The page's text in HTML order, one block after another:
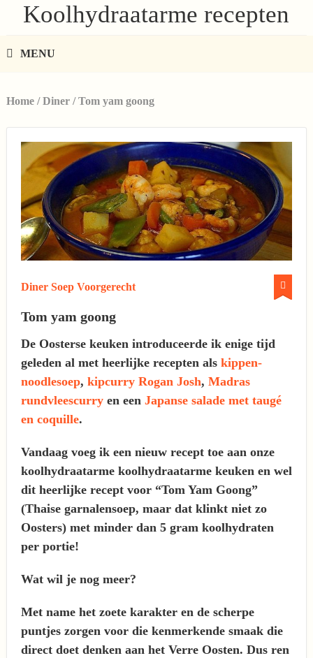
Koolhydraatarme recepten
MENU
Home / Diner / Tom yam goong
Diner Soep Voorgerecht
Tom yam goong
De Oosterse keuken introduceerde ik enige tijd
geleden al met heerlijke recepten als kippen-
noodlesoep, kipcurry Rogan Josh, Madras
rundvleescurryen een Japanse salade met taugé
en coquille.
Vandaag voeg ik een nieuw recept toe aan onze
koolhydraatarme koolhydraatarme keuken en wel
dit heerlijke recept voor “Tom Yam Goong”
(Thaise garnalensoep, maar dat klinkt niet zo
Oosters) met minder dan 5 gram koolhydraten
per portie!
Wat wil je nog meer?
Met name het zoete karakter en de scherpe
puntjes zorgen voor die kenmerkende smaak die
direct doet denken aan het Verre Oosten. Dus ren